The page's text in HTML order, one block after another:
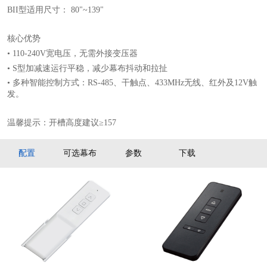
BII型适用尺寸： 80"~139"
核心优势
• 110-240V宽电压，无需外接变压器
• S型加减速运行平稳，减少幕布抖动和拉扯
• 多种智能控制方式：RS-485、干触点、433MHz无线、红外及12V触
发。
温馨提示：开槽高度建议≥157
配置 可选幕布 参数 下载